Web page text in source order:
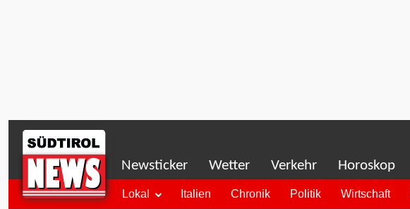
Newsticker Wetter Verkehr Horoskop
Lokal Italien Chronik Politik Wirtschaft